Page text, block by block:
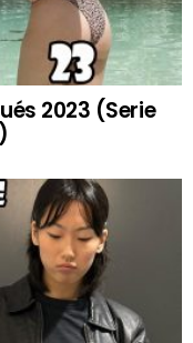
2023 (Serie